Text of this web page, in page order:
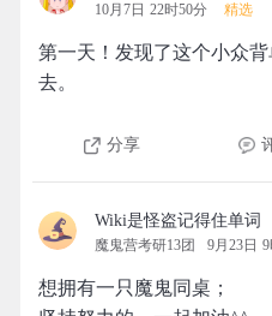
10月7日 22时50分 精选
第一天！发现了这个小众
去。
分享
Wiki是怪盗记得住单词
魔鬼营考研13团 9月23日
想拥有一只魔鬼同桌；